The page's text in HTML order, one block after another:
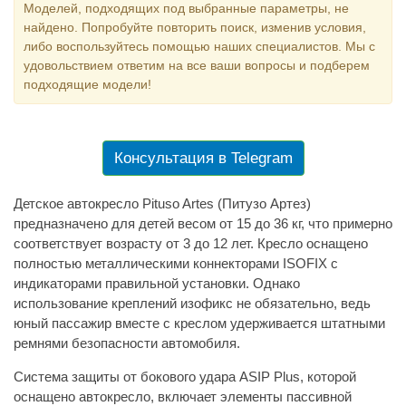
Моделей, подходящих под выбранные параметры, не
найдено. Попробуйте повторить поиск, изменив условия,
либо воспользуйтесь помощью наших специалистов. Мы с
удовольствием ответим на все ваши вопросы и подберем
подходящие модели!
Консультация в Telegram
Детское автокресло Pituso Artes (Питузо Артез)
предназначено для детей весом от 15 до 36 кг, что примерно
соответствует возрасту от 3 до 12 лет. Кресло оснащено
полностью металлическими коннекторами ISOFIX с
индикаторами правильной установки. Однако
использование креплений изофикс не обязательно, ведь
юный пассажир вместе с креслом удерживается штатными
ремнями безопасности автомобиля.
Система защиты от бокового удара ASIP Plus, которой
оснащено автокресло, включает элементы пассивной